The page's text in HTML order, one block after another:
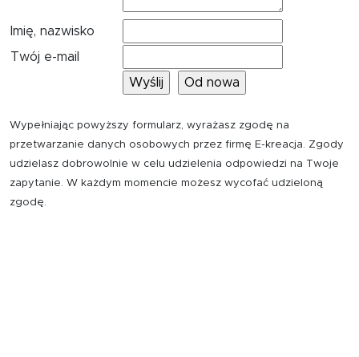
Imię, nazwisko
Twój e-mail
Wypełniając powyższy formularz, wyrażasz zgodę na
przetwarzanie danych osobowych przez firmę E-kreacja. Zgody
udzielasz dobrowolnie w celu udzielenia odpowiedzi na Twoje
zapytanie. W każdym momencie możesz wycofać udzieloną
zgodę.